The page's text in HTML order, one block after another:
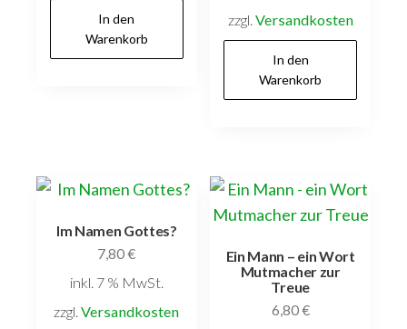
In den
Warenkorb
zzgl. Versandkosten
In den
Warenkorb
Im Namen Gottes?
7,80€
inkl. 7 % MwSt.
zzgl.Versandkosten
Ein Mann – ein Wort
Mutmacher zur
Treue
6,80€